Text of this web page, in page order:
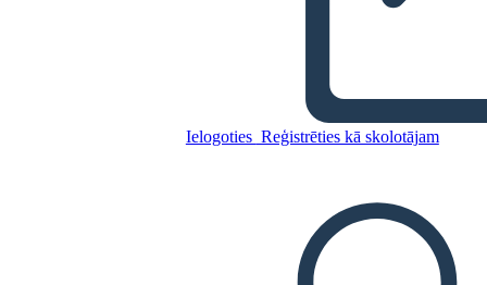
Ielogoties Reģistrēties kā skolotājam
Kopējiet šo stāstu tabulu